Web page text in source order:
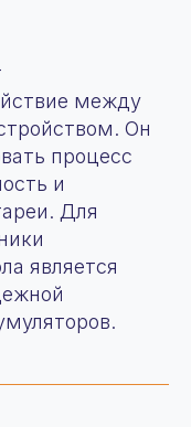
между
Он
процесс
и
Для
является